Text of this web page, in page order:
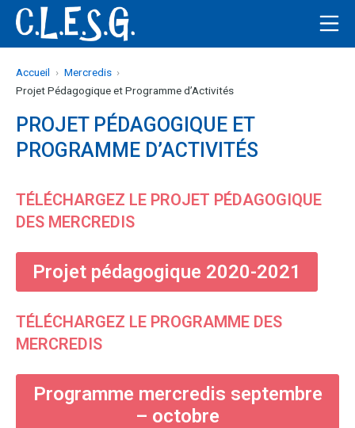
Aller
contenu
C.L.E.S.G
Accueil
Mercredis
Projet Pédagogique et Programme d’Activités
PROJET PÉDAGOGIQUE ET
PROGRAMME D’ACTIVITÉS
TÉLÉCHARGEZ LE PROJET PÉDAGOGIQUE
DES MERCREDIS
Projet pédagogique 2020-2021
TÉLÉCHARGEZ LE PROGRAMME DES
MERCREDIS
Programme mercredis septembre
– octobre